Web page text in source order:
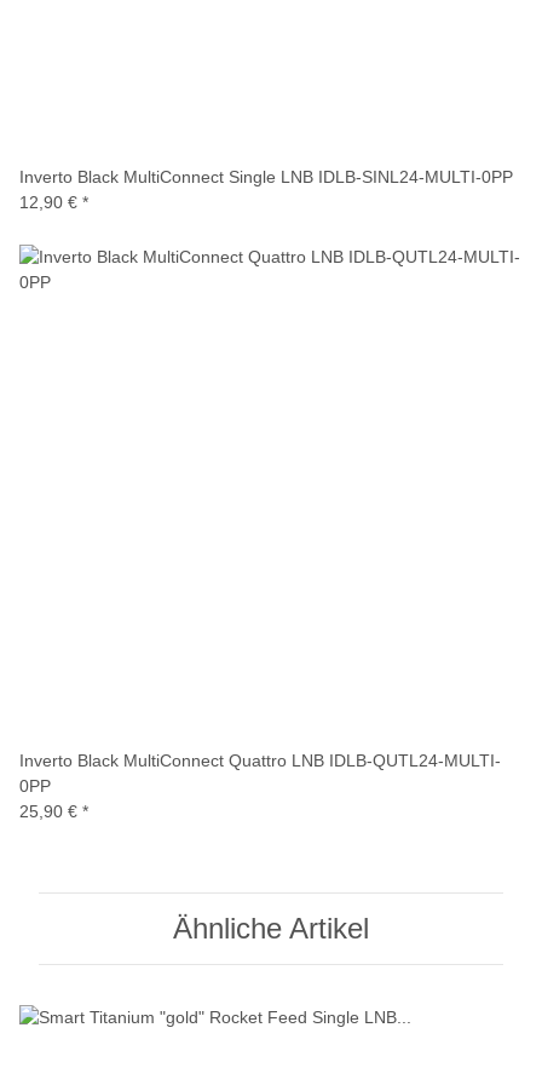
Inverto Black MultiConnect Single LNB IDLB-SINL24-MULTI-0PP
12,90 € *
Inverto Black MultiConnect Quattro LNB IDLB-QUTL24-MULTI-
0PP
25,90 € *
Ähnliche Artikel